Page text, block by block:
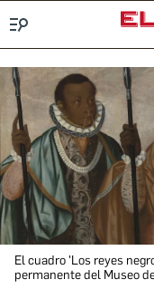
El cuadro 'Los reyes
permanente del Museo